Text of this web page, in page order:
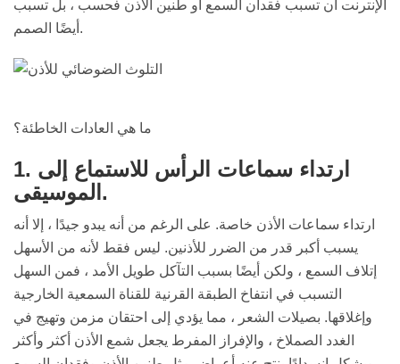
الإنترنت أن تسبب فقدان السمع أو طنين الأذن فحسب ، بل تسبب
أيضًا الصمم.
ما هي العادات الخاطئة؟
1. ارتداء سماعات الرأس للاستماع إلى
الموسيقى.
ارتداء سماعات الأذن خاصة. على الرغم من أنه يبدو جيدًا ، إلا أنه
يسبب أكبر قدر من الضرر للأذنين. ليس فقط لأنه من الأسهل
إتلاف السمع ، ولكن أيضًا بسبب التآكل طويل الأمد ، فمن السهل
التسبب في انتفاخ الطبقة القرنية للقناة السمعية الخارجية
وإغلاقها. بصيلات الشعر ، مما يؤدي إلى احتقان مزمن وتهيج في
الغدد الصملاخ ، والإفراز المفرط يجعل شمع الأذن أكثر وأكثر